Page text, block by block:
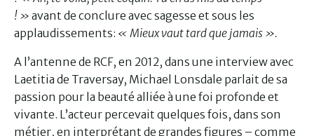
! » avant de conclure avec sagesse et sous les
applaudissements: « Mieux vaut tard que jamais ».
A l’antenne de RCF, en 2012, dans une interview avec
Laetitia de Traversay, Michael Lonsdale parlait de sa
passion pour la beauté alliée à une foi profonde et
vivante. L’acteur percevait quelques fois, dans son
métier, en interprétant de grandes figures – comme